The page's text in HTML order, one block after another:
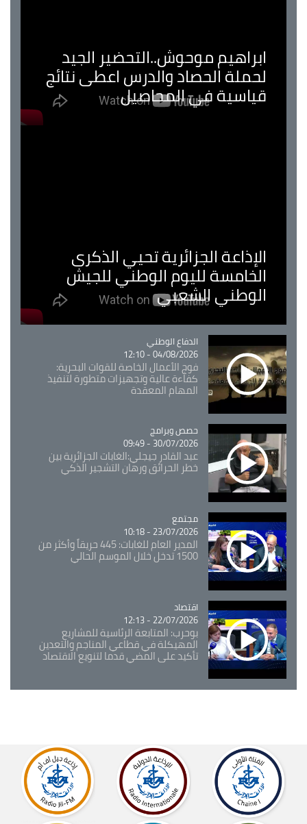
ابراهيم موحوش..التحضير الجيد
لحملة الحصاد والدرس اعطى نتائج
قياسية في المحاصيل
الإذاعة الجزائرية تحيي الذكرى
الخامسة لليوم الوطني للجيش
الوطني الشعبي
Catégorie
الدفاع الوطني
04/08/2026 - 12:10
فوج الأعمال الخاصة للقوات البحرية:
كفاءة عالية وتجهيزات متطورة لتنفيذ
المهام المعقدة
Catégorie
حصص وبرامج
30/07/2026 - 09:49
عبد القادر جيجلي:الغابات الجزائرية بين
خطر الحرائق ورهان التشجير الذكي
Catégorie
مجتمع
23/07/2026 - 10:18
المدير العام للغابات: 445 حريقاً وأكثر من
1500 تدخل خلال الموسم الحالي
Catégorie
اقتصاد
22/07/2026 - 12:13
بوحرب: المتابعة الرئاسية للمشاريع
المهيكلة في قطاعي المناجم والتعدين
تأكيد على المضي قدما لتنويع الاقتصاد